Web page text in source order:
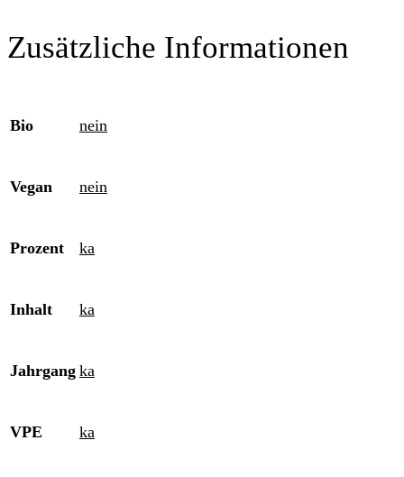
Zusätzliche Informationen
Bio nein
Vegan nein
Prozent ka
Inhalt ka
Jahrgang ka
VPE ka